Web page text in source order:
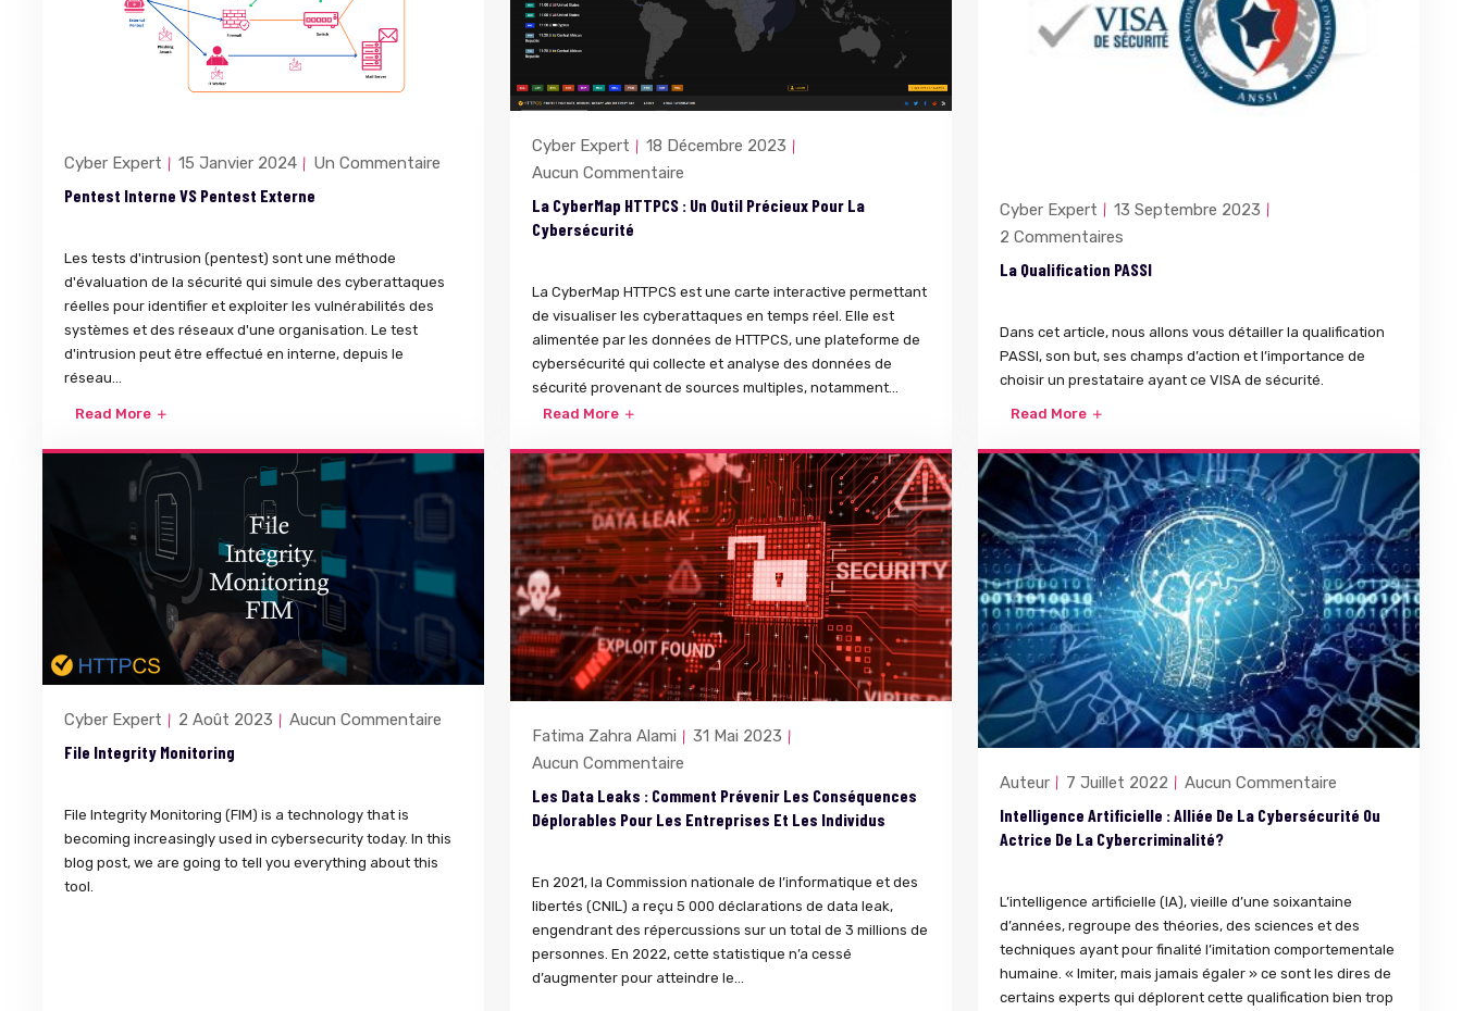
Cyber Expert 15 Janvier 2024 Un Commentaire
Pentest Interne VS Pentest Externe
Les tests d'intrusion (pentest) sont une méthode
d'évaluation de la sécurité qui simule des cyberattaques
réelles pour identifier et exploiter les vulnérabilités des
systèmes et des réseaux d'une organisation. Le test
d'intrusion peut être effectué en interne, depuis le
réseau...
Read More
Cyber Expert
18 Décembre 2023
Aucun Commentaire
La CyberMap HTTPCS : Un Outil Précieux Pour La
Cybersécurité
La CyberMap HTTPCS est une carte interactive permettant
de visualiser les cyberattaques en temps réel. Elle est
alimentée par les données de HTTPCS, une plateforme de
cybersécurité qui collecte et analyse des données de
sécurité provenant de sources multiples, notamment...
Read More
Cyber Expert
13 Septembre 2023
2 Commentaires
La Qualification PASSI
Dans cet article, nous allons vous détailler la qualification
PASSI, son but, ses champs d’action et l’importance de
choisir un prestataire ayant ce VISA de sécurité.
Read More
Cyber Expert 2 Août 2023 Aucun Commentaire
File Integrity Monitoring
File Integrity Monitoring (FIM) is a technology that is
becoming increasingly used in cybersecurity today. In this
blog post, we are going to tell you everything about this
tool.
Fatima Zahra Alami
31 Mai 2023
Aucun Commentaire
Les Data Leaks : Comment Prévenir Les Conséquences
Déplorables Pour Les Entreprises Et Les Individus
En 2021, la Commission nationale de l’informatique et des
libertés (CNIL) a reçu 5 000 déclarations de data leak,
engendrant des répercussions sur un total de 3 millions de
personnes. En 2022, cette statistique n’a cessé
d’augmenter pour atteindre le...
Auteur 7 Juillet 2022 Aucun Commentaire
Intelligence Artificielle : Alliée De La Cybersécurité Ou
Actrice De La Cybercriminalité?
L’intelligence artificielle (IA), vieille d’une soixantaine
d’années, regroupe des théories, des sciences et des
techniques ayant pour finalité l’imitation comportementale
humaine. « Imiter, mais jamais égaler » ce sont les dires de
certains experts qui déplorent cette qualification bien trop